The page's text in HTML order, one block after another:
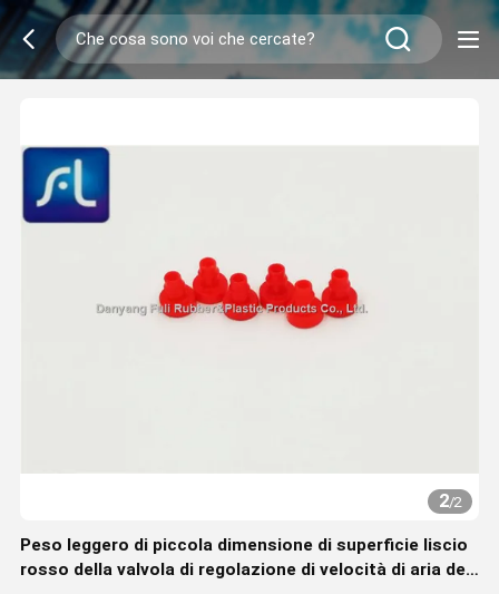
2/2
Peso leggero di piccola dimensione di superficie liscio
rosso della valvola di regolazione di velocità di aria dei